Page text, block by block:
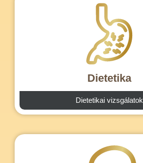
Dietetika
Dietetikai vizsgálatok